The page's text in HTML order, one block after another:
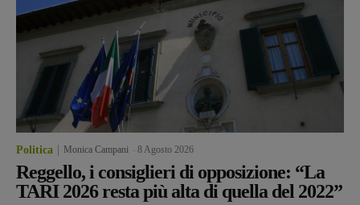
Politica Monica Campani 8 Agosto 2026
Reggello, i consiglieri di opposizione: “La
TARI 2026 resta più alta di quella del 2022”